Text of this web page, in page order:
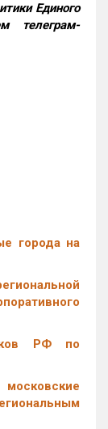
Единого
телеграм-
города на
РФ по